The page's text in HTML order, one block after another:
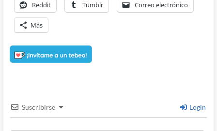
Reddit Tumblr Correo electrónico
Más
Suscribirse Login